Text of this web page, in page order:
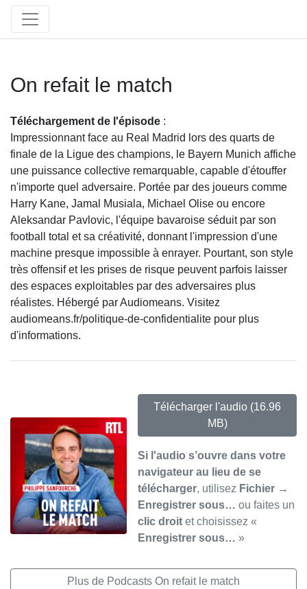
On refait le match
Téléchargement de l'épisode :
Impressionnant face au Real Madrid lors des quarts de
finale de la Ligue des champions, le Bayern Munich affiche
une puissance collective remarquable, capable d'étouffer
n'importe quel adversaire. Portée par des joueurs comme
Harry Kane, Jamal Musiala, Michael Olise ou encore
Aleksandar Pavlovic, l'équipe bavaroise séduit par son
football total et sa créativité, donnant l'impression d'une
machine presque impossible à enrayer. Pourtant, son style
très offensif et les prises de risque peuvent parfois laisser
des espaces exploitables par des adversaires plus
réalistes. Hébergé par Audiomeans. Visitez
audiomeans.fr/politique-de-confidentialite pour plus
d'informations.
Télécharger l'audio (16.96
MB)
Si l'audio s’ouvre dans votre
navigateur au lieu de se
télécharger, utilisez Fichier →
Enregistrer sous… ou faites un
clic droit et choisissez «
Enregistrer sous… »
Plus de Podcasts On refait le match